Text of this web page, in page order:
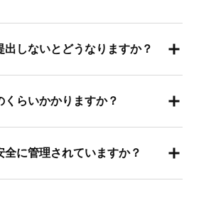
出しないとどうなりますか？
セスが完了せず、カード決済の受
できません。
くらいかかりますか？
たします。さらに追加情報が必要
改めてメールにてご連絡いたしま
全に管理されていますか？